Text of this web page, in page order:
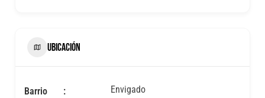
UBICACIÓN
Barrio Envigado